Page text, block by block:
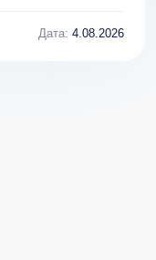
Дата: 4.08.2026